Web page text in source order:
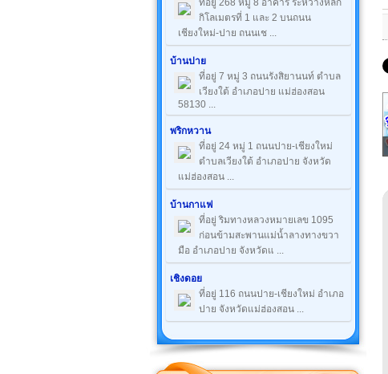
ที่อยู่ 268 หมู่ 8 อาคาร ระหว่างหลัก
กิโลเมตรที่ 1 และ 2 บนถนน
เชียงใหม่-ปาย ถนนเช ...
บ้านปาย
ที่อยู่ 7 หมู่ 3 ถนนรังสิยานนท์ ตำบล
เวียงใต้ อำเภอปาย แม่ฮ่องสอน
58130 ...
พริกหวาน
ที่อยู่ 24 หมู่ 1 ถนนปาย-เชียงใหม่
ตำบลเวียงใต้ อำเภอปาย จังหวัด
แม่ฮ่องสอน ...
บ้านกาแฟ
ที่อยู่ ริมทางหลวงหมายเลข 1095
ก่อนข้ามสะพานแม่น้ำลางทางขวา
มือ อำเภอปาย จังหวัดแ ...
เชิงดอย
ที่อยู่ 116 ถนนปาย-เชียงใหม่ อำเภอ
ปาย จังหวัดแม่ฮ่องสอน ...